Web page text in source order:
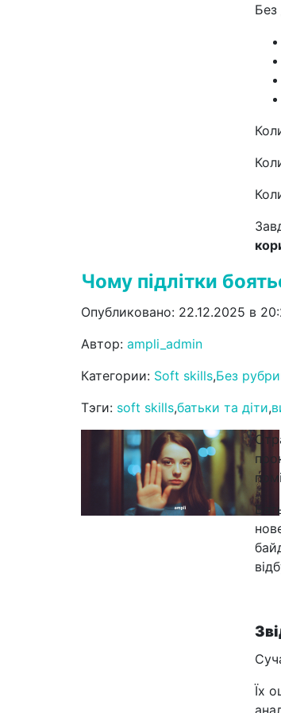
Без
Чому підлітки
Опубликовано: 22.12.2025 в
Автор: ampli_admin
Категории: Soft skills,Без
Тэги: soft skills,батьки та діти,
Їх